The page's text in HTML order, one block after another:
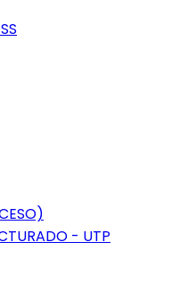
- UTP